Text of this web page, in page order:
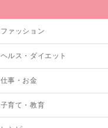
ファッション
ヘルス・ダイエット
仕事・お金
子育て・教育